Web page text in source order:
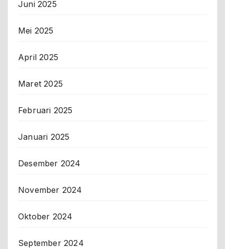
Juni 2025
Mei 2025
April 2025
Maret 2025
Februari 2025
Januari 2025
Desember 2024
November 2024
Oktober 2024
September 2024